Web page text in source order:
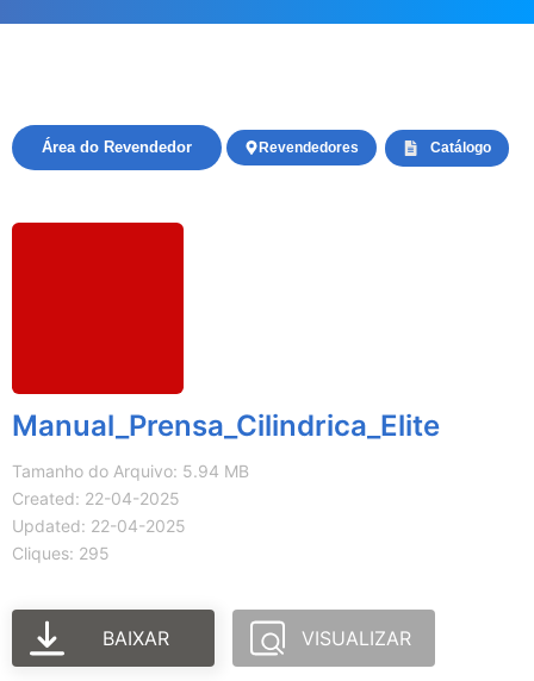
Catálogo
Revendedores
Área do Revendedor
Manual_Prensa_Cilindrica_Elite
Tamanho do Arquivo: 5.94 MB
Created: 22-04-2025
Updated: 22-04-2025
Cliques: 295
BAIXAR VISUALIZAR